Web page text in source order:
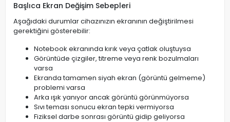
Başlıca Ekran Değişim Sebepleri
Aşağıdaki durumlar cihazınızın ekranının değiştirilmesi
gerektiğini gösterebilir:
Notebook ekranında kırık veya çatlak oluştuysa
Görüntüde çizgiler, titreme veya renk bozulmaları
varsa
Ekranda tamamen siyah ekran (görüntü gelmeme)
problemi varsa
Arka ışık yanıyor ancak görüntü görünmüyorsa
Sıvı teması sonucu ekran tepki vermiyorsa
Fiziksel darbe sonrası görüntü gidip geliyorsa